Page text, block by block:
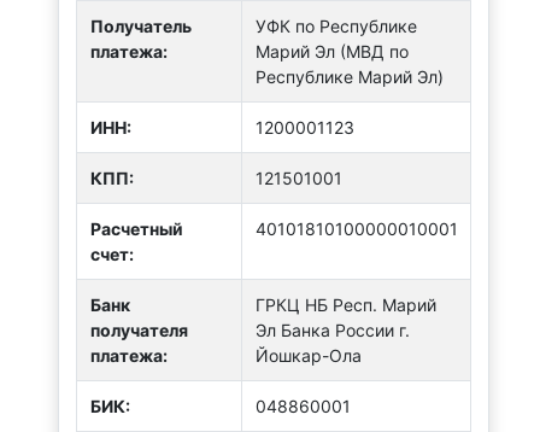
Получатель
платежа:
УФК по Республике
Марий Эл (МВД по
Республике Марий Эл)
ИНН: 1200001123
КПП: 121501001
Расчетный
счет:
40101810100000010001
Банк
получателя
платежа:
ГРКЦ НБ Респ. Марий
Эл Банка России г.
Йошкар-Ола
БИК: 048860001